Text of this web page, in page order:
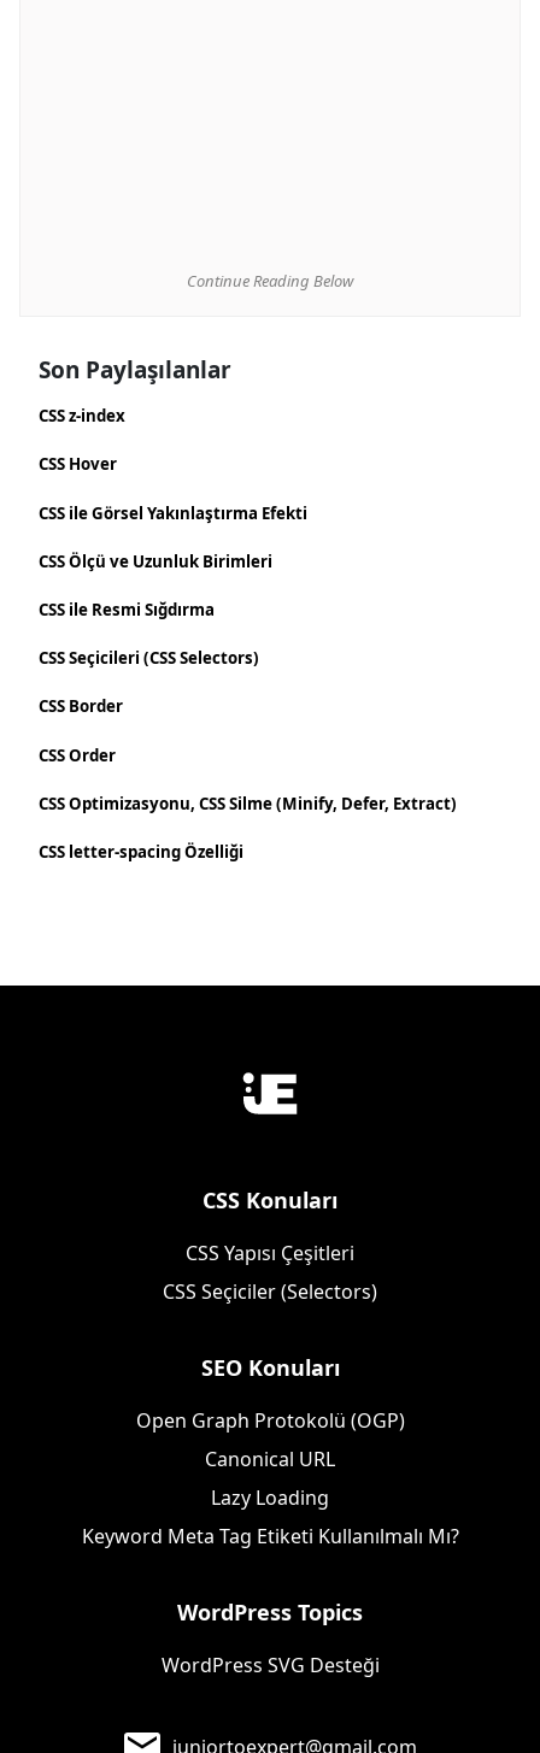
Continue Reading Below
Son Paylaşılanlar
CSS z-index
CSS Hover
CSS ile Görsel Yakınlaştırma Efekti
CSS Ölçü ve Uzunluk Birimleri
CSS ile Resmi Sığdırma
CSS Seçicileri (CSS Selectors)
CSS Border
CSS Order
CSS Optimizasyonu, CSS Silme (Minify, Defer, Extract)
CSS letter-spacing Özelliği
CSS Konuları
CSS Yapısı Çeşitleri
CSS Seçiciler (Selectors)
SEO Konuları
Open Graph Protokolü (OGP)
Canonical URL
Lazy Loading
Keyword Meta Tag Etiketi Kullanılmalı Mı?
WordPress Topics
WordPress SVG Desteği
juniortoexpert@gmail.com